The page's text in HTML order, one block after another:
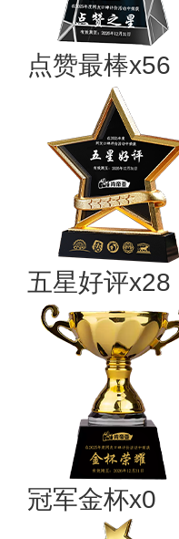
点赞最棒x56
五星好评x28
冠军金杯x0